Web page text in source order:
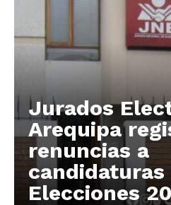
Jurados
Arequipa
renuncias a
candidaturas
Elecciones